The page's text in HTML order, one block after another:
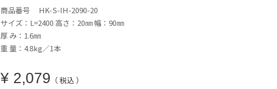
商品番号
HK-S-IH-2090-20
サイズ：L=2400 高さ：20㎜ 幅：90㎜
厚 み：1.6㎜
重 量：4.8kg／1本
¥ 2,079 税込